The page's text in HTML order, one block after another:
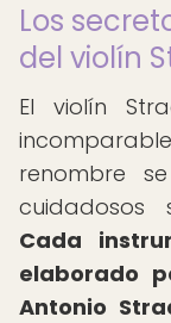
Los
del violín
El violín
renombre
cuidadosos
Cada
elaborado
Antonio